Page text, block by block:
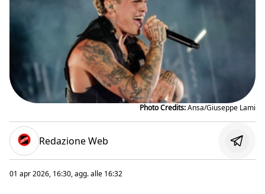
Photo Credits:Ansa/Giuseppe Lami
Redazione Web
01 apr 2026, 16:30, agg. alle 16:32